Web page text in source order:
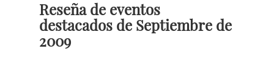
Reseña de eventos
destacados de Septiembre de
2009